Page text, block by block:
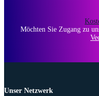
Möchten Sie Zugang zu
Unser Netzwerk